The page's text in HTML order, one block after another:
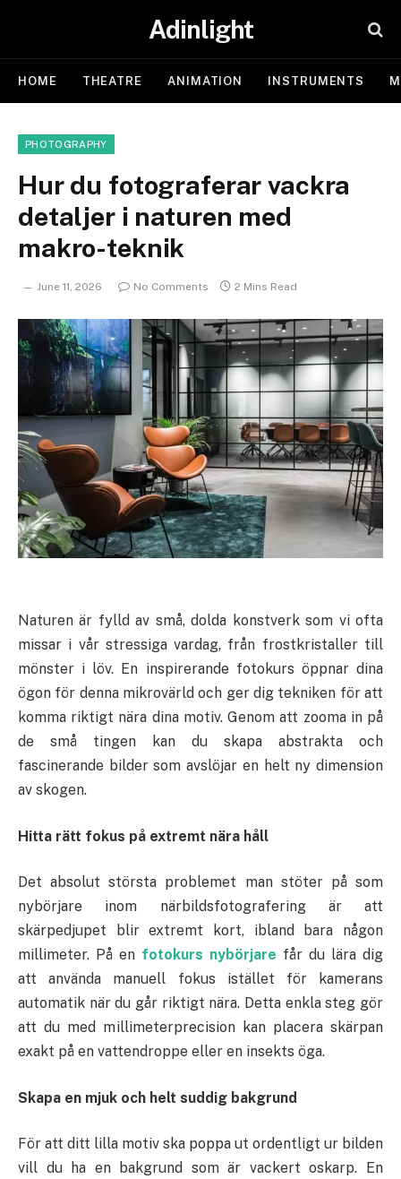
Adinlight
HOME THEATRE ANIMATION INSTRUMENTS
PHOTOGRAPHY
Hur du fotograferar vackra
detaljer i naturen med
makro-teknik
June 11, 2026 No Comments 2 Mins Read
Naturen är fylld av små, dolda konstverk som vi ofta
missar i vår stressiga vardag, från frostkristaller till
mönster i löv. En inspirerande fotokurs öppnar dina
ögon för denna mikrovärld och ger dig tekniken för att
komma riktigt nära dina motiv. Genom att zooma in på
de små tingen kan du skapa abstrakta och
fascinerande bilder som avslöjar en helt ny dimension
av skogen.
Hitta rätt fokus på extremt nära håll
Det absolut största problemet man stöter på som
nybörjare inom närbildsfotografering är att
skärpedjupet blir extremt kort, ibland bara någon
millimeter. På en fotokurs nybörjare får du lära dig
att använda manuell fokus istället för kamerans
automatik när du går riktigt nära. Detta enkla steg gör
att du med millimeterprecision kan placera skärpan
exakt på en vattendroppe eller en insekts öga.
Skapa en mjuk och helt suddig bakgrund
För att ditt lilla motiv ska poppa ut ordentligt ur bilden
vill du ha en bakgrund som är vackert oskarp. En